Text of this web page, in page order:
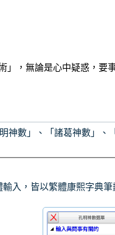
，無論是心中疑惑，要
神數」、「諸葛神數」、
入，皆以繁體康熙字典筆